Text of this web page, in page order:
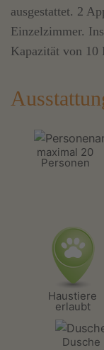
ausgestattet. 2
Einzelzimmer.
Kapazität von 10
maximal 20
Personen
Haustiere
erlaubt
Dusche